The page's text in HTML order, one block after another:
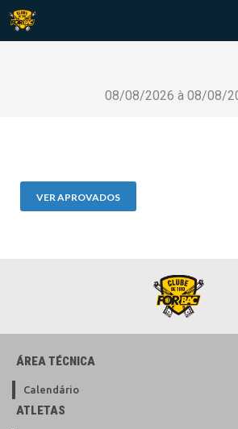
08/08/2026 à 08/08/
VER APROVADOS
ÁREA TÉCNICA
Calendário
ATLETAS